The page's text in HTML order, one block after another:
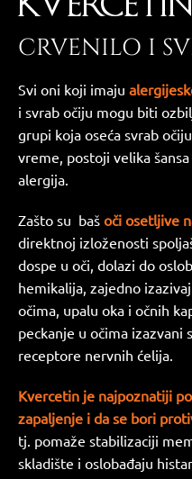
KVERCETIN
CRVENILO I
Svi oni koji imaju
i svrab očiju mogu biti
grupi koja oseća svrab
vreme, postoji velika
alergija.
Zašto su baš oči osetljive
direktnoj izloženosti
dospe u oči, dolazi do
hemikalija, zajedno
očima, upalu oka i očnih
peckanje u očima izazvani
receptore nervnih ćelija.
Kvercetin je najpoznatiji
zapaljenje i da se bori
tj. pomaže stabilizaciji
skladište i oslobađaju